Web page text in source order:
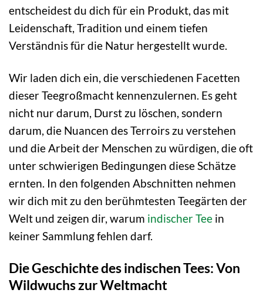
entscheidest du dich für ein Produkt, das mit
Leidenschaft, Tradition und einem tiefen
Verständnis für die Natur hergestellt wurde.
Wir laden dich ein, die verschiedenen Facetten
dieser Teegroßmacht kennenzulernen. Es geht
nicht nur darum, Durst zu löschen, sondern
darum, die Nuancen des Terroirs zu verstehen
und die Arbeit der Menschen zu würdigen, die oft
unter schwierigen Bedingungen diese Schätze
ernten. In den folgenden Abschnitten nehmen
wir dich mit zu den berühmtesten Teegärten der
Welt und zeigen dir, warum indischer Tee in
keiner Sammlung fehlen darf.
Die Geschichte des indischen Tees: Von
Wildwuchs zur Weltmacht